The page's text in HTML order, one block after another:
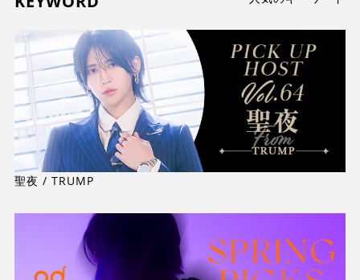
聖夜 / TRUMP